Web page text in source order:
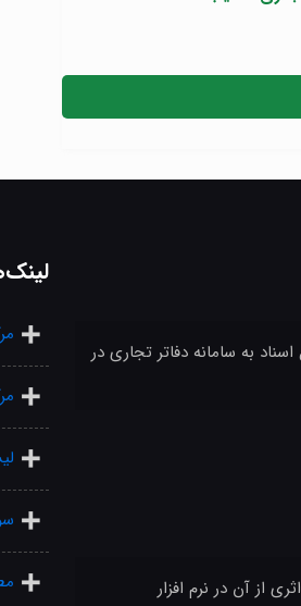
به سامانه دفاتر تجاری در
از آن در نرم افزار